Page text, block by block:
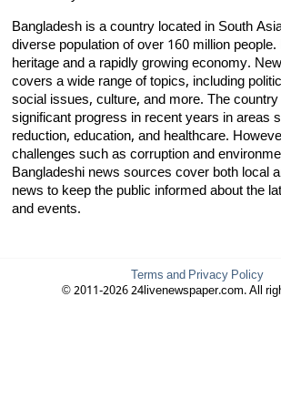
Bangladesh is a country located in South
diverse population of over 160 million
heritage and a rapidly growing economy.
covers a wide range of topics, including
social issues, culture, and more. The
significant progress in recent years in areas
reduction, education, and healthcare.
challenges such as corruption and
Bangladeshi news sources cover both local
news to keep the public informed about the
and events.
Terms and Privacy Policy
© 2011-2026 24livenewspaper.com. All